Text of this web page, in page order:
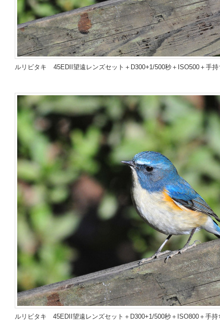
ルリビタキ 45EDII望遠レンズセット＋D300+1/500秒＋ISO500＋手持
ルリビタキ 45EDII望遠レンズセット＋D300+1/500秒＋ISO800＋手